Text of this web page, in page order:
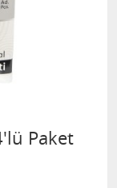
Paket